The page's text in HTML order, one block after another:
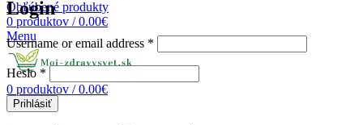
Obľúbené produkty
0 produktov / 0.00€
Menu
0 produktov / 0.00€
Login
Username or email address *
Heslo *
Prihlásiť